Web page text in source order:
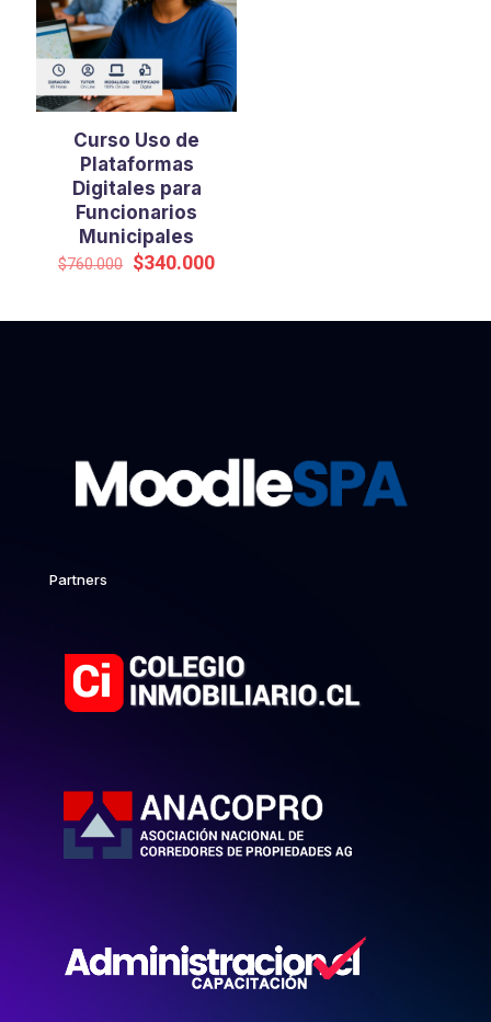
Curso Uso de
Plataformas
Digitales para
Funcionarios
Municipales
$760.000 El
era:
$340.000El
es:
Partners